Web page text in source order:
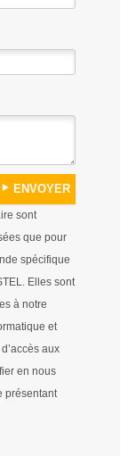
sont
que pour
spécifique
Elles sont
à notre
et
aux
en nous
présentant